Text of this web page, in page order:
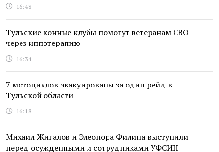
16:48
Тульские конные клубы помогут ветеранам СВО
через иппотерапию
16:34
7 мотоциклов эвакуированы за один рейд в
Тульской области
16:18
Михаил Жигалов и Элеонора Филина выступили
перед осужденными и сотрудниками УФСИН